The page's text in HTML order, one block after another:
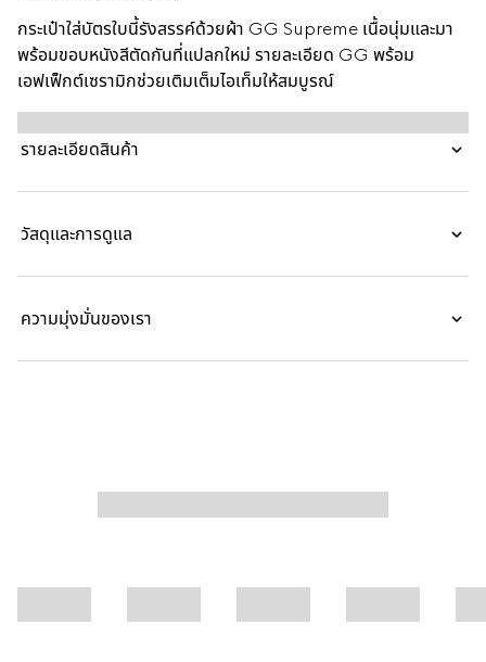
กระเป๋าใส่บัตรใบนี้รังสรรค์ด้วยผ้า GG Supreme เนื้อนุ่มและมา
พร้อมขอบหนังสีตัดกันที่แปลกใหม่ รายละเอียด GG พร้อม
เอฟเฟ็กต์เซรามิกช่วยเติมเต็มไอเท็มให้สมบูรณ์
รายละเอียดสินค้า
วัสดุและการดูแล
ความมุ่งมั่นของเรา